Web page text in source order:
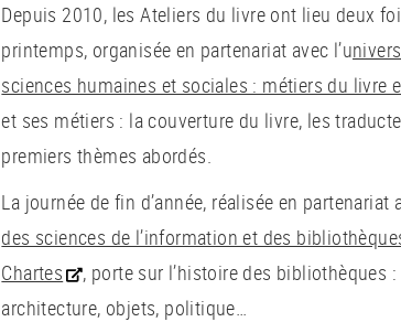
Depuis 2010, les Ateliers du livre ont lieu deux
printemps, organisée en partenariat avec l’u
sciences humaines et sociales : métiers du livre
et ses métiers : la couverture du livre, les
premiers thèmes abordés.
La journée de fin d’année, réalisée en partenariat
des sciences de l’information et des
Chartes
, porte sur l’histoire des bibliothèques
architecture, objets, politique…